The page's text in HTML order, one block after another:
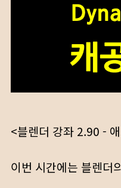
<블렌더 강좌 2.90 -
이번 시간에는 블렌더